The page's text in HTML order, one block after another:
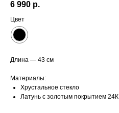
6 990 р.
Цвет
Длина — 43 см
Материалы:
Хрустальное стекло
Латунь с золотым покрытием 24К